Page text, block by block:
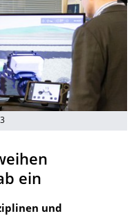
ein
und